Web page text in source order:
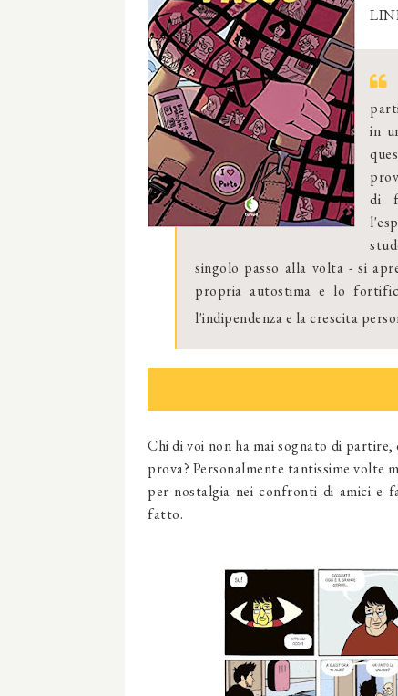
in
di
singolo passo alla volta - si
propria autostima e lo
l'indipendenza e la crescita
Chi di voi non ha mai sognato di
prova? Personalmente tantissime volte
per nostalgia nei confronti di amici e
fatto.